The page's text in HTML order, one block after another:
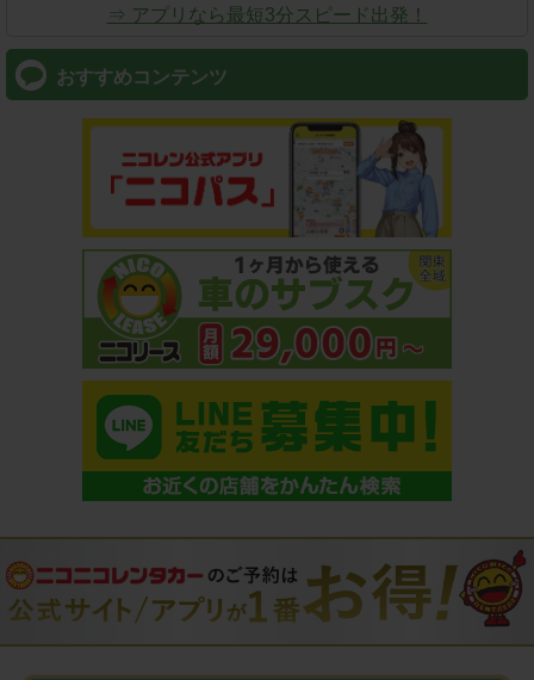
⇒ アプリなら最短3分スピード出発！
おすすめコンテンツ